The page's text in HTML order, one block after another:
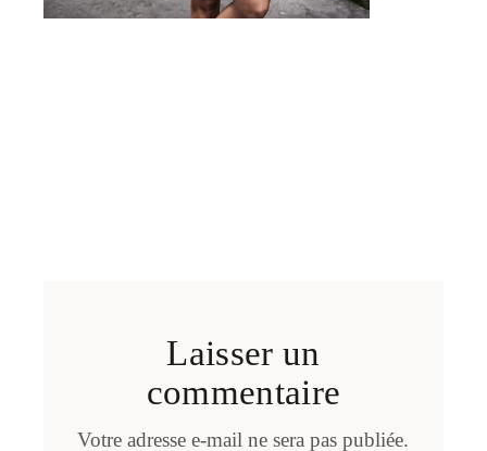
Laisser un
commentaire
Votre adresse e-mail ne sera pas publiée.